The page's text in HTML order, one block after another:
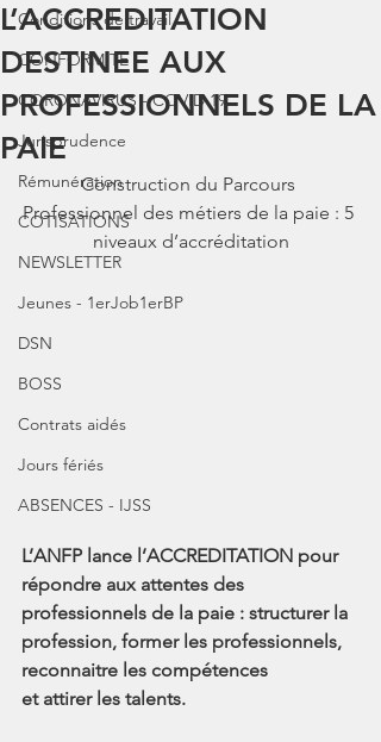
Conditions de travail
CONFORMITE
CORONAVIRUS - COVID 19
Jurisprudence
Rémunération
COTISATIONS
NEWSLETTER
Jeunes - 1erJob1erBP
DSN
BOSS
Contrats aidés
Jours fériés
ABSENCES - IJSS
L’ACCREDITATION
DESTINEE AUX
PROFESSIONNELS DE LA
PAIE
Construction du Parcours
Professionnel des métiers de la paie : 5
niveaux d’accréditation
L’ANFP lance l’ACCREDITATION pour
répondre aux attentes des
professionnels de la paie : structurer la
profession, former les professionnels,
reconnaitre les compétences
et attirer les talents.